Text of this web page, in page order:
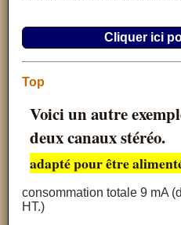
Cliquer ici
Top
Voici un autre
deux canaux stéréo.
adapté pour être
consommation totale 9 mA
HT.)